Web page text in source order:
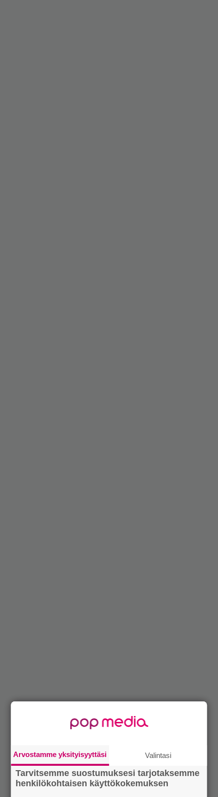
Arvostamme yksityisyyttäsi Valintasi
Tarvitsemme suostumuksesi tarjotaksemme
henkilökohtaisen käyttökokemuksen